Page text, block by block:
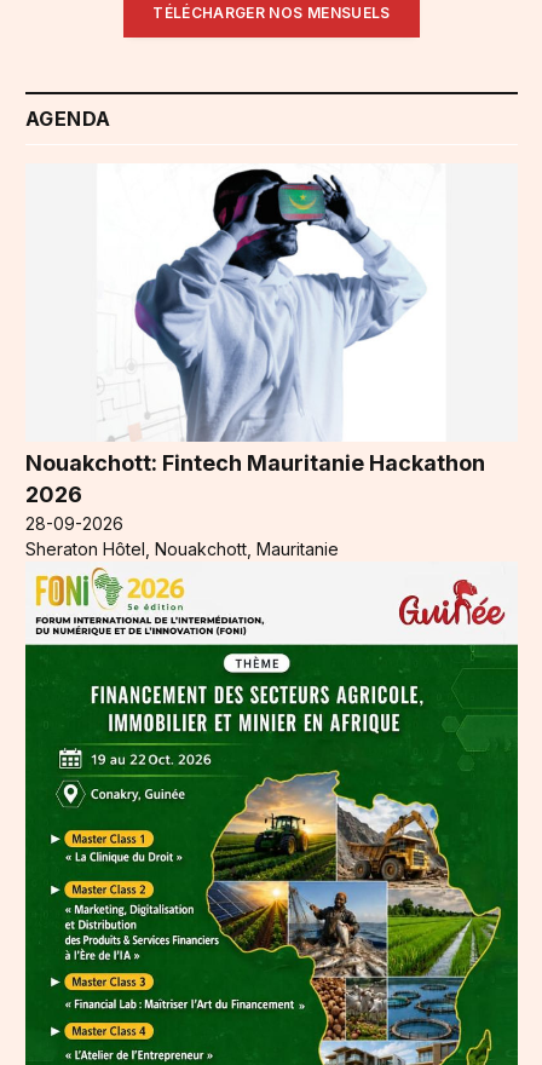
TÉLÉCHARGER NOS MENSUELS
AGENDA
Nouakchott: Fintech Mauritanie Hackathon
2026
28-09-2026
Sheraton Hôtel, Nouakchott, Mauritanie